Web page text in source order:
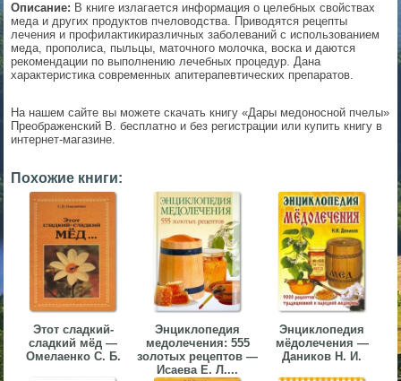
Описание: В книге излагается информация о целебных свойствах
меда и других продуктов пчеловодства. Приводятся рецепты
лечения и профилактикиразличных заболеваний с использованием
меда, прополиса, пыльцы, маточного молочка, воска и даются
рекомендации по выполнению лечебных процедур. Дана
характеристика современных апитерапевтических препаратов.
На нашем сайте вы можете скачать книгу «Дары медоносной пчелы»
Преображенский В. бесплатно и без регистрации или купить книгу в
интернет-магазине.
Похожие книги:
Этот сладкий-
сладкий мёд —
Омелаенко С. Б.
Энциклопедия
медолечения: 555
золотых рецептов —
Исаева Е. Л....
Энциклопедия
мёдолечения —
Даников Н. И.
▼
▼
▼
▼